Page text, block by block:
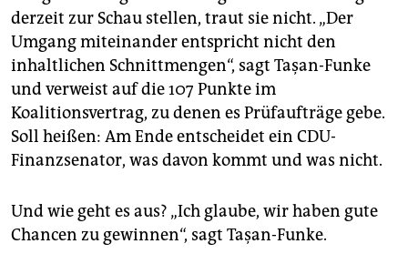
derzeit zur Schau stellen, traut sie nicht. „Der
Umgang miteinander entspricht nicht den
inhaltlichen Schnittmengen“, sagt Taşan-Funke
und verweist auf die 107 Punkte im
Koalitionsvertrag, zu denen es Prüfaufträge gebe.
Soll heißen: Am Ende entscheidet ein CDU-
Finanzsenator, was davon kommt und was nicht.
Und wie geht es aus? „Ich glaube, wir haben gute
Chancen zu gewinnen“, sagt Taşan-Funke.